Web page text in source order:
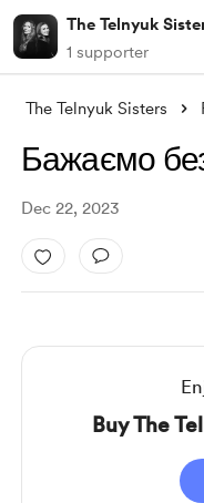
The Telnyuk
1 supporter
The Telnyuk Sisters
Бажаємо
Dec 22, 2023
Buy The